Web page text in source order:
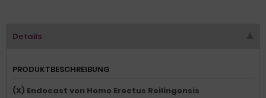
Details
PRODUKTBESCHREIBUNG
(X) Endocast von Homo Erectus Reilingensis